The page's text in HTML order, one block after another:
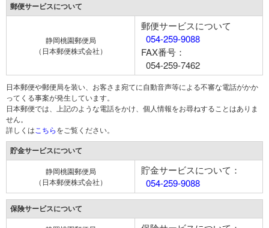
郵便サービスについて
静岡桃園郵便局
（日本郵便株式会社）
郵便サービスについて
054-259-9088
FAX番号：
054-259-7462
日本郵便や郵便局を装い、お客さま宛てに自動音声等による不審な電話がかか
ってくる事案が発生しています。
日本郵便では、上記のような電話をかけ、個人情報をお尋ねすることはありま
せん。
詳しくは こちらをご覧ください。
貯金サービスについて
静岡桃園郵便局
（日本郵便株式会社）
貯金サービスについて：
054-259-9088
保険サービスについて